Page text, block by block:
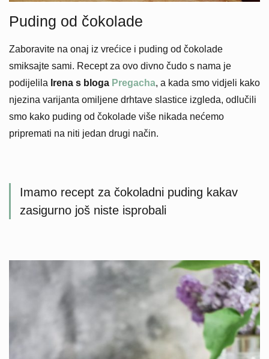
Puding od čokolade
Zaboravite na onaj iz vrećice i puding od čokolade
smiksajte sami. Recept za ovo divno čudo s nama je
podijelila Irena s bloga Pregacha, a kada smo vidjeli kako
njezina varijanta omiljene drhtave slastice izgleda, odlučili
smo kako puding od čokolade više nikada nećemo
pripremati na niti jedan drugi način.
Imamo recept za čokoladni puding kakav
zasigurno još niste isprobali